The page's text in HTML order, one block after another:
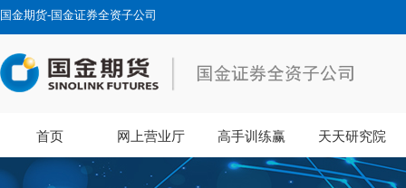
国金期货-国金证券全资子公司
首页 网上营业厅 高手训练赢 天天研究院